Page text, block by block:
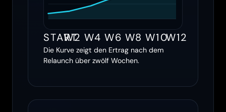
START
W2 W4 W6 W8 W10W12
Die Kurve zeigt den Ertrag nach dem
Relaunch über zwölf Wochen.